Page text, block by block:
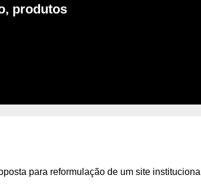
produtos
para reformulação de um site